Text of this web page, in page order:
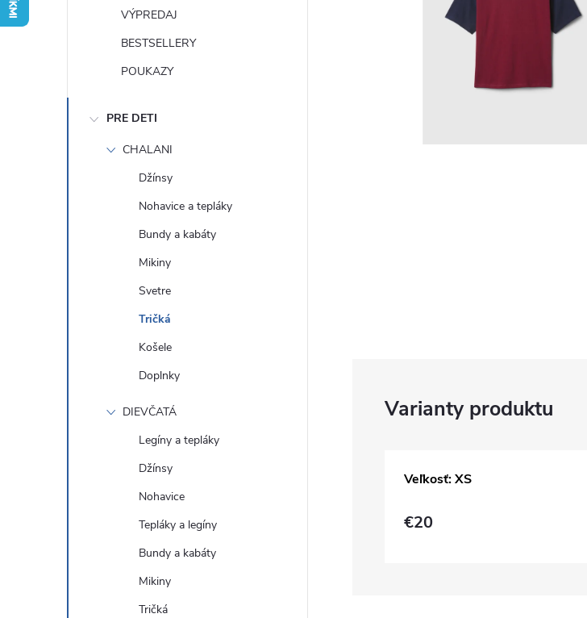
VÝPREDAJ
BESTSELLERY
POUKAZY
PRE DETI
CHALANI
Džínsy
Nohavice a tepláky
Bundy a kabáty
Mikiny
Svetre
Tričká
Košele
Doplnky
DIEVČATÁ
Legíny a tepláky
Džínsy
Nohavice
Tepláky a legíny
Bundy a kabáty
Mikiny
Tričká
Veľkosť: XS
€20